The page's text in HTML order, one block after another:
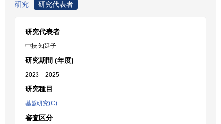
研究
研究代表者
研究代表者
中挾 知延子
研究期間 (年度)
2023 – 2025
研究種目
基盤研究(C)
審査区分